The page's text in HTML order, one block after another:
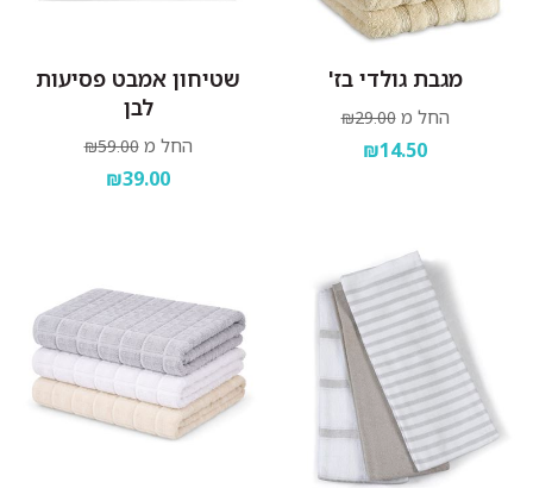
מגבת גולדי בז'
החל מ ₪29.00
₪14.50
שטיחון אמבט פסיעות
לבן
החל מ ₪59.00
₪39.00